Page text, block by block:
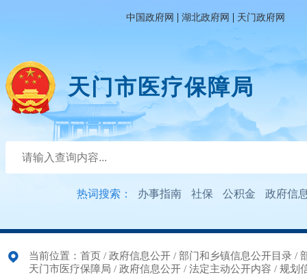
中国政府网 | 湖北政府网 | 天门政府网
天门市医疗保障局
热词搜索： 办事指南 社保 公积金 政府信
当前位置： 首页 / 政府信息公开 / 部门和乡镇信息公开目录 /
天门市医疗保障局 / 政府信息公开 / 法定主动公开内容 / 规划